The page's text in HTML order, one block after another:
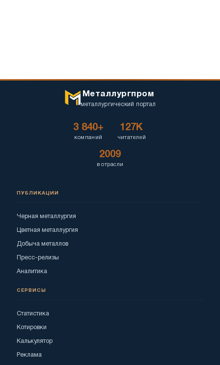
Металлургпром
металлургический портал
3 840+
компаний
127K
читателей
2009
в отрасли
ПУБЛИКАЦИИ
Черная металлургия
Цветная металлургия
Добыча металлов
Пресс-релизы
Аналитика
СЕРВИСЫ
Статистика
Котировки
Калькулятор
Реклама